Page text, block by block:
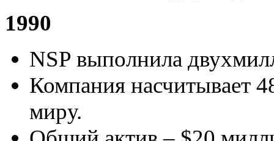
1990
NSP выполнила
Компания насчитывает
миру.